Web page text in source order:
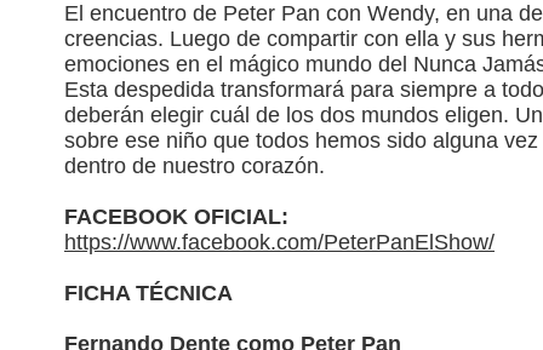
El encuentro de Peter Pan con Wendy, en una
creencias. Luego de compartir con ella y sus
emociones en el mágico mundo del Nunca
Esta despedida transformará para siempre a
deberán elegir cuál de los dos mundos eligen.
sobre ese niño que todos hemos sido alguna
dentro de nuestro corazón.
FACEBOOK OFICIAL:
https://www.facebook.com/PeterPanElShow/
FICHA TÉCNICA
Fernando Dente como Peter Pan